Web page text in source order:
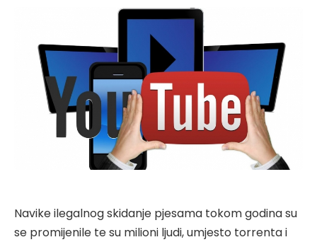
Navike ilegalnog skidanje pjesama tokom godina su
se promijenile te su milioni ljudi, umjesto torrenta i